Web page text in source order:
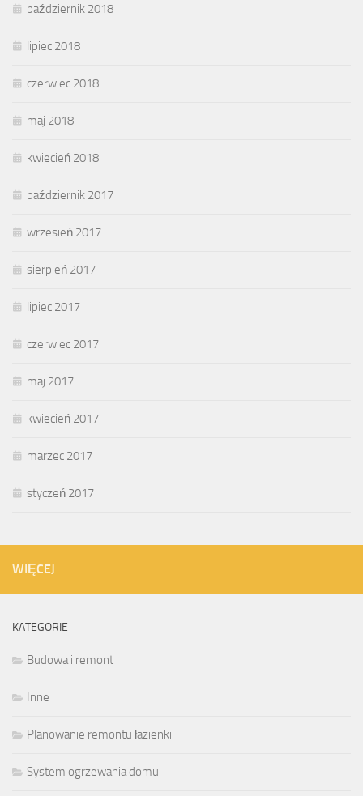
październik 2018
lipiec 2018
czerwiec 2018
maj 2018
kwiecień 2018
październik 2017
wrzesień 2017
sierpień 2017
lipiec 2017
czerwiec 2017
maj 2017
kwiecień 2017
marzec 2017
styczeń 2017
WIĘCEJ
KATEGORIE
Budowa i remont
Inne
Planowanie remontu łazienki
System ogrzewania domu